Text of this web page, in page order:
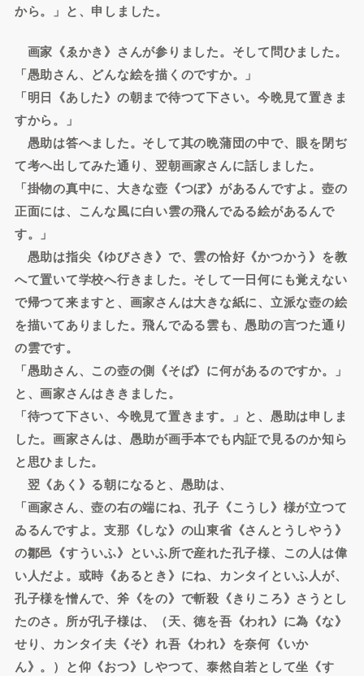
から。」と、申しました。
画家《ゑかき》さんが参りました。そして問ひました。
「愚助さん、どんな絵を描くのですか。」
「明日《あした》の朝まで待つて下さい。今晩見て置きま
すから。」
愚助は答へました。そして其の晩蒲団の中で、眼を閉ぢ
て考へ出してみた通り、翌朝画家さんに話しました。
「掛物の真中に、大きな壺《つぼ》があるんですよ。壺の
正面には、こんな風に白い雲の飛んでゐる絵があるんで
す。」
愚助は指尖《ゆびさき》で、雲の恰好《かつかう》を教
へて置いて学校へ行きました。そして一日何にも覚えない
で帰つて来ますと、画家さんは大きな紙に、立派な壺の絵
を描いてありました。飛んでゐる雲も、愚助の言つた通り
の雲です。
「愚助さん、この壺の側《そば》に何があるのですか。」
と、画家さんはききました。
「待つて下さい、今晩見て置きます。」と、愚助は申しま
した。画家さんは、愚助が画手本でも内証で見るのか知ら
と思ひました。
翌《あく》る朝になると、愚助は、
「画家さん、壺の右の端にね、孔子《こうし》様が立つて
ゐるんですよ。支那《しな》の山東省《さんとうしやう》
の鄒邑《すういふ》といふ所で産れた孔子様、この人は偉
い人だよ。或時《あるとき》にね、カンタイといふ人が、
孔子様を憎んで、斧《をの》で斬殺《きりころ》さうとし
たのさ。所が孔子様は、（天、徳を吾《われ》に為《な》
せり、カンタイ夫《そ》れ吾《われ》を奈何《いか
ん》。）と仰《おつ》しやつて、泰然自若として坐《す